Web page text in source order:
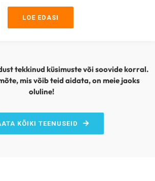
LOE EDASI
tekkinud küsimuste või soovide korral.
mis võib teid aidata, on meie jaoks
oluline!
KÕIKI TEENUSEID